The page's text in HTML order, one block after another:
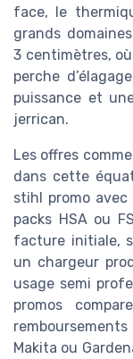
face, le
grands
3 centimètres,
perche
puissance et
jerrican.
Les offres
dans cette
stihl promo
packs HSA ou
facture initiale,
un chargeur
usage semi
promos
Makita ou